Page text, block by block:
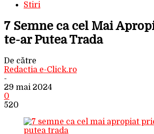
Stiri
7 Semne ca cel Mai
te-ar Putea Trada
De către
Redactia e-Click.ro
-
29 mai 2024
0
520